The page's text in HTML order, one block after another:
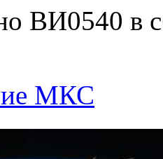
ВИ0540 в
МКС